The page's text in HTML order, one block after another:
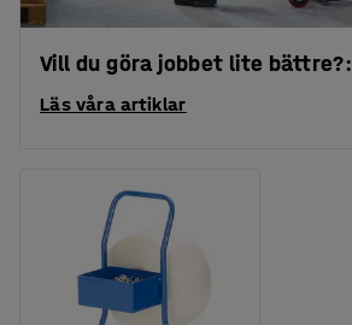
Vill du göra jobbet lite bättre?:
Läs våra artiklar